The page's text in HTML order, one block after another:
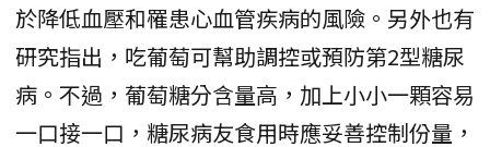
於降低血壓和罹患心血管疾病的風險。另外也有
研究指出，吃葡萄可幫助調控或預防第2型糖尿
病。不過，葡萄糖分含量高，加上小小一顆容易
一口接一口，糖尿病友食用時應妥善控制份量，